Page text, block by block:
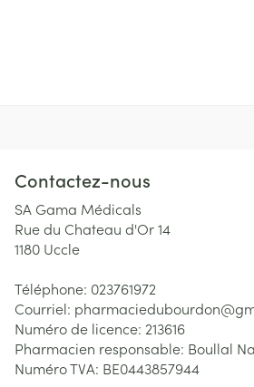
Contactez-nous
SA Gama Médicals
Rue du Chateau d'Or 14
1180 Uccle
Téléphone: 023761972
Courriel: pharmaciedubourdon@
Numéro de licence: 213616
Pharmacien responsable: Boullal
Numéro TVA: BE0443857944